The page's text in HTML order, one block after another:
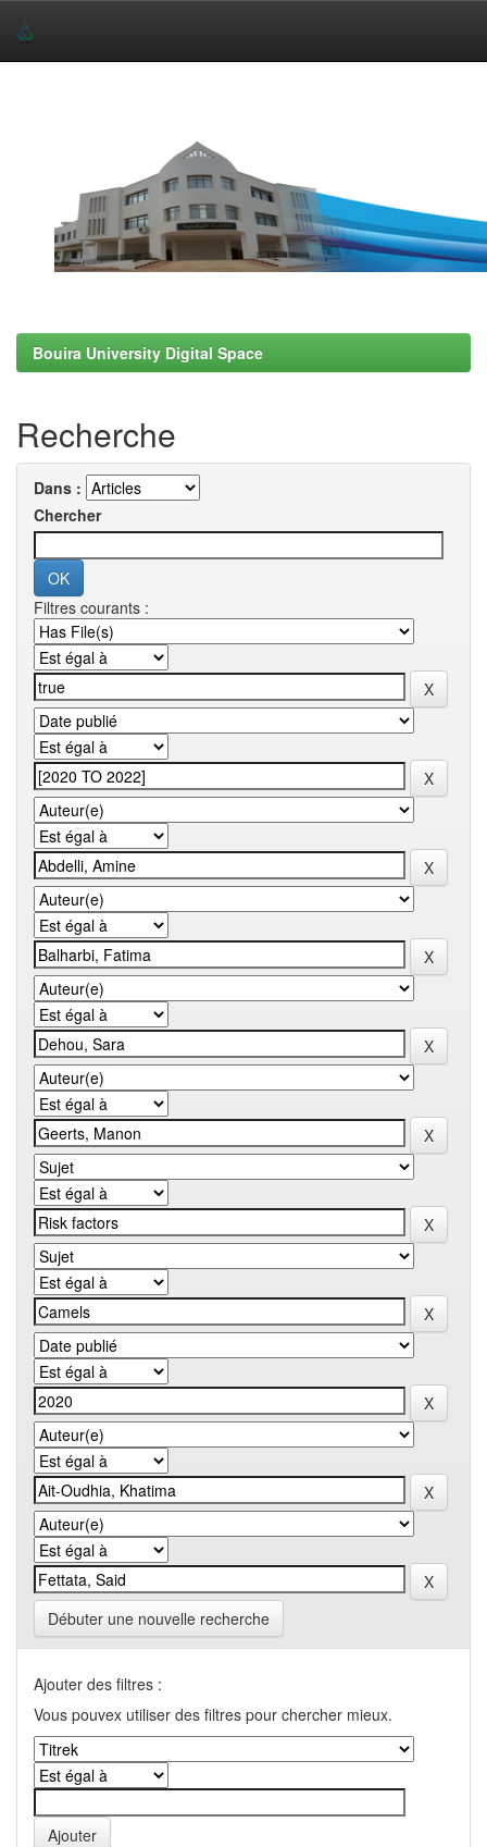
Bouira University Digital Space
Recherche
Dans :
Chercher
Filtres courants :
Débuter une nouvelle recherche
Ajouter des filtres :
Vous pouvex utiliser des filtres pour chercher mieux.